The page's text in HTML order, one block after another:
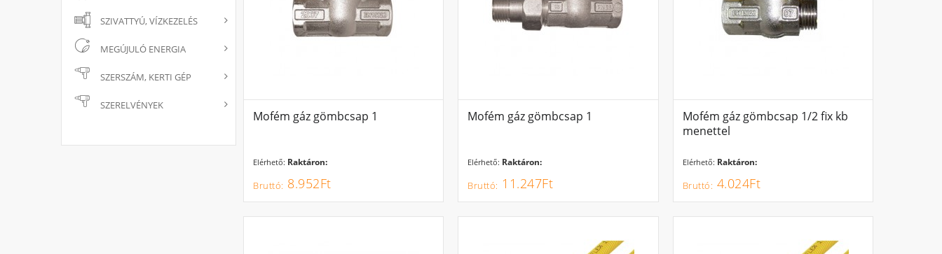
SZIVATTYÚ, VÍZKEZELÉS
MEGÚJULÓ ENERGIA
SZERSZÁM, KERTI GÉP
SZERELVÉNYEK
Mofém gáz gömbcsap 1
Elérhető: Raktáron:
8.952Ft
Mofém gáz gömbcsap 1
Elérhető: Raktáron:
11.247Ft
Mofém gáz gömbcsap 1/2 fix kb
menettel
Elérhető: Raktáron:
4.024Ft